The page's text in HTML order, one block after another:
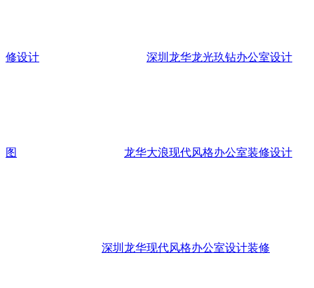
修设计 深圳龙华龙光玖钻办公室设计
图 龙华大浪现代风格办公室装修设计
深圳龙华现代风格办公室设计装修